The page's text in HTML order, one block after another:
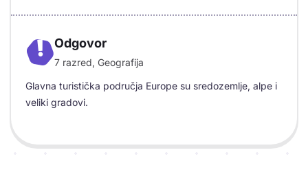
! Odgovor
7 razred, Geografija
Glavna turistička područja Europe su sredozemlje, alpe i
veliki gradovi.